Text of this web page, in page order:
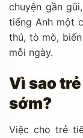
chuyện gần
tiếng Anh một
thú, tò mò,
mỗi ngày.
Vì sao
sớm?
Việc cho trẻ